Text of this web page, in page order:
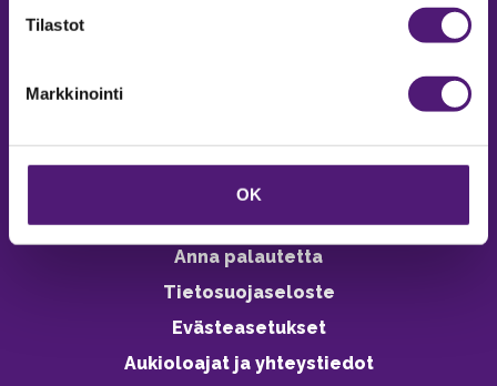
Tilastot
Markkinointi
OK
Vastuullisuus
Ympäristöohjelma
Avoimet työpaikat
Anna palautetta
Tietosuojaseloste
Evästeasetukset
Aukioloajat ja yhteystiedot